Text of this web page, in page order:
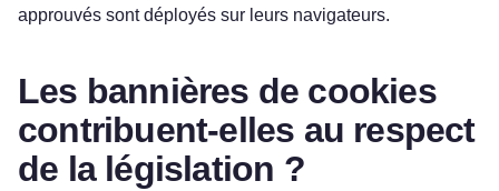
approuvés sont déployés sur leurs navigateurs.
Les bannières de cookies
contribuent-elles au respect
de la législation ?